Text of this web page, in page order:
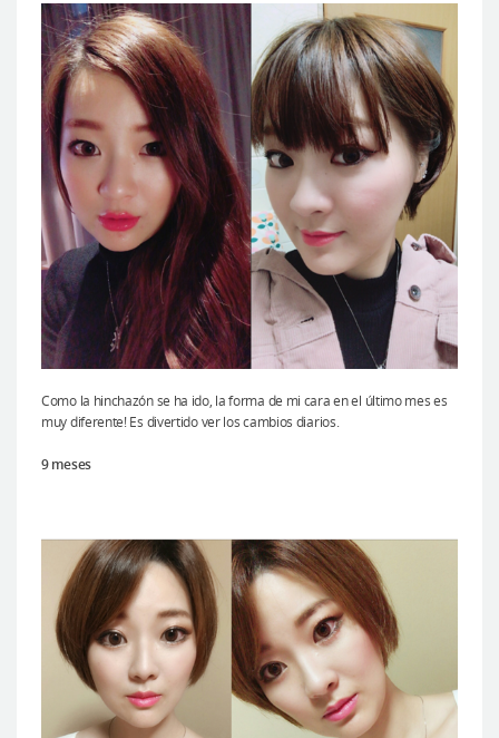
Como la hinchazón se ha ido, la forma de mi cara en el último mes es
muy diferente! Es divertido ver los cambios diarios.
9 meses